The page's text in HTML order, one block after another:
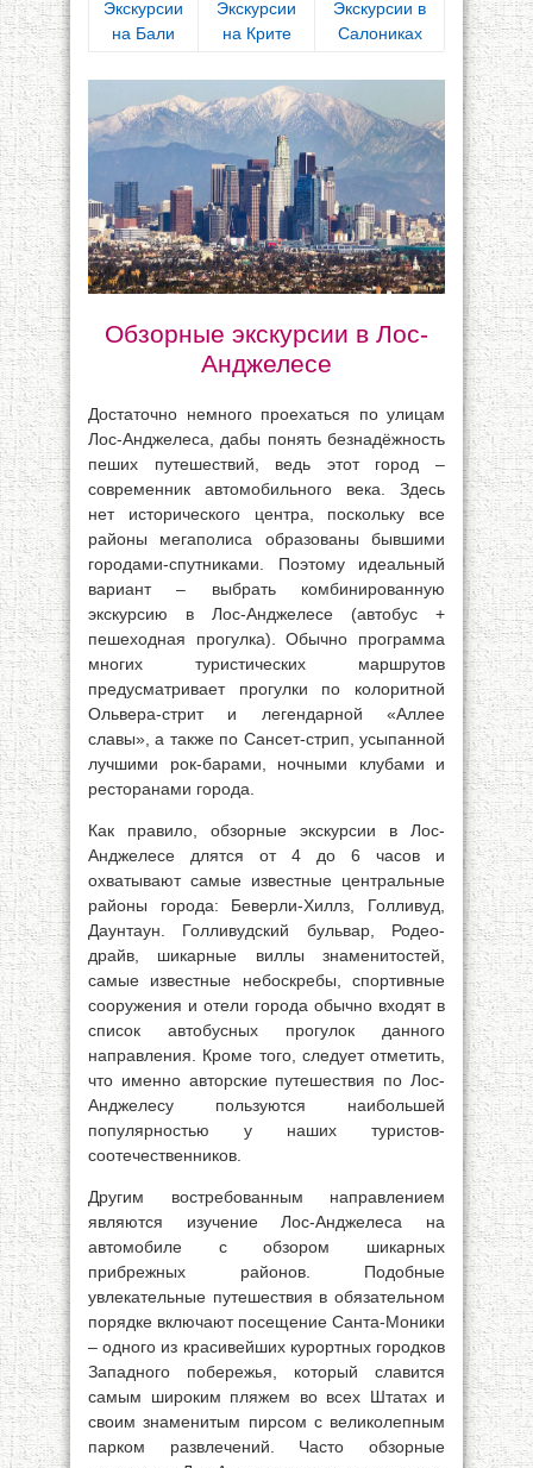
Экскурсии
на Бали
Экскурсии
на Крите
Экскурсии в
Салониках
Обзорные экскурсии в Лос-
Анджелесе
Достаточно немного проехаться по улицам
Лос-Анджелеса, дабы понять безнадёжность
пеших путешествий, ведь этот город –
современник автомобильного века. Здесь
нет исторического центра, поскольку все
районы мегаполиса образованы бывшими
городами-спутниками. Поэтому идеальный
вариант – выбрать комбинированную
экскурсию в Лос-Анджелесе (автобус +
пешеходная прогулка). Обычно программа
многих туристических маршрутов
предусматривает прогулки по колоритной
Ольвера-стрит и легендарной «Аллее
славы», а также по Сансет-стрип, усыпанной
лучшими рок-барами, ночными клубами и
ресторанами города.
Как правило, обзорные экскурсии в Лос-
Анджелесе длятся от 4 до 6 часов и
охватывают самые известные центральные
районы города: Беверли-Хиллз, Голливуд,
Даунтаун. Голливудский бульвар, Родео-
драйв, шикарные виллы знаменитостей,
самые известные небоскребы, спортивные
сооружения и отели города обычно входят в
список автобусных прогулок данного
направления. Кроме того, следует отметить,
что именно авторские путешествия по Лос-
Анджелесу пользуются наибольшей
популярностью у наших туристов-
соотечественников.
Другим востребованным направлением
являются изучение Лос-Анджелеса на
автомобиле с обзором шикарных
прибрежных районов. Подобные
увлекательные путешествия в обязательном
порядке включают посещение Санта-Моники
– одного из красивейших курортных городков
Западного побережья, который славится
самым широким пляжем во всех Штатах и
своим знаменитым пирсом с великолепным
парком развлечений. Часто обзорные